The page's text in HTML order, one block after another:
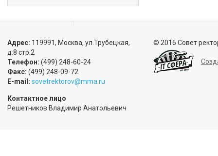
Адрес: 119991, Москва, ул.Трубецкая,
д.8 стр.2
Телефон: (499) 248-60-24
Факс: (499) 248-09-72
E-mail: sovetrektorov@mma.ru
Контактное лицо
Решетников Владимир Анатольевич
© 2016 Совет